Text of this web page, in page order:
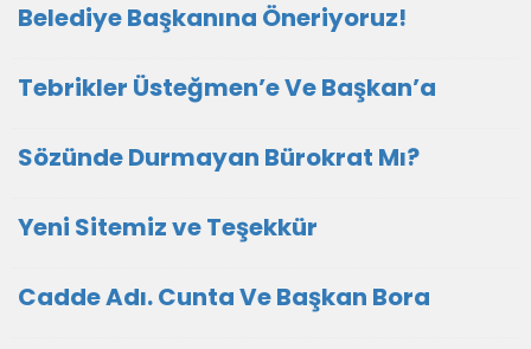
Belediye Başkanına Öneriyoruz!
Tebrikler Üsteğmen’e Ve Başkan’a
Sözünde Durmayan Bürokrat Mı?
Yeni Sitemiz ve Teşekkür
Cadde Adı. Cunta Ve Başkan Bora